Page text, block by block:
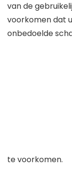
van de
voorkomen dat
onbedoelde
te voorkomen.